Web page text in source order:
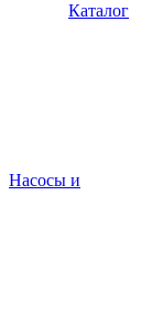
Каталог
Насосы и